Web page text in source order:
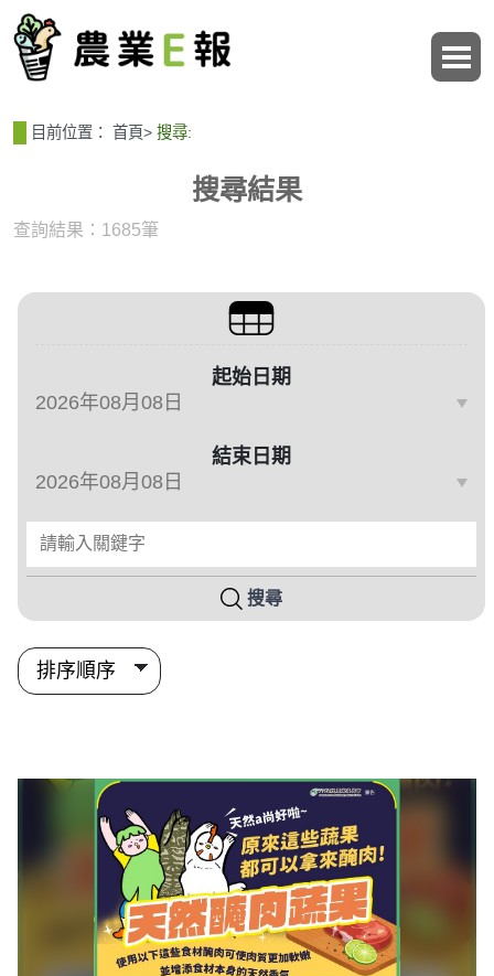
目前位置： 首頁> 搜尋:
搜尋結果
查詢結果：1685筆
篩選與搜尋條件
起始日期
結束日期
請輸入關鍵字
搜尋
搜尋結果列表